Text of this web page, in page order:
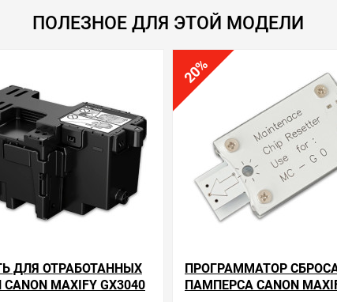
ПОЛЕЗНОЕ ДЛЯ ЭТОЙ МОДЕЛИ
ДЛЯ ОТРАБОТАННЫХ
MAXIFY GX3040
20
%
ПРОГРАММАТОР СБРОСА
ПАМПЕРСА CANON
GX3040